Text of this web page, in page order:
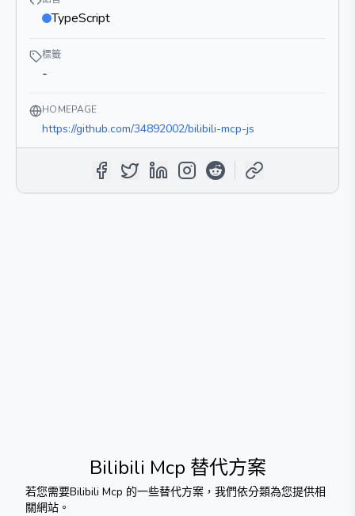
TypeScript
標籤
-
HOMEPAGE
https://github.com/34892002/bilibili-mcp-js
Bilibili Mcp 替代方案
若您需要Bilibili Mcp 的一些替代方案，我們依分類為您提供相
關網站。